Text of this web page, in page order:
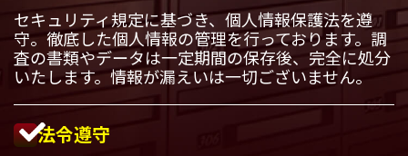
セキュリティ規定に基づき、個人情報保護法を遵
守。徹底した個人情報の管理を行っております。調
査の書類やデータは一定期間の保存後、完全に処分
いたします。情報が漏えいは一切ございません。
法令遵守